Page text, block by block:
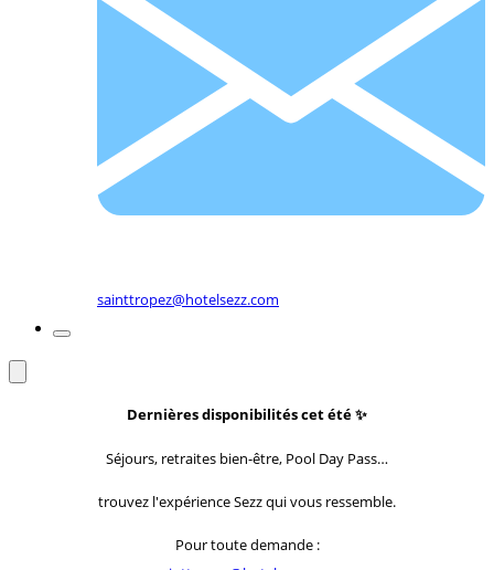
sainttropez@hotelsezz.com
Dernières disponibilités cet été ✨
Séjours, retraites bien-être, Pool Day Pass…
trouvez l'expérience Sezz qui vous ressemble.
Pour toute demande :